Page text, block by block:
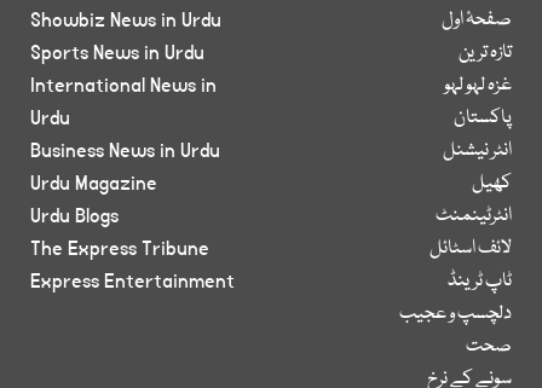
صفحۂ اول
تازہ ترین
غزہ لہو لہو
پاکستان
انٹر نیشنل
کھیل
انٹرٹینمنٹ
لائف اسٹائل
ٹاپ ٹرینڈ
دلچسپ و عجیب
صحت
سونے کے نرخ
Showbiz News in Urdu
Sports News in Urdu
International News in
Urdu
Business News in Urdu
Urdu Magazine
Urdu Blogs
The Express Tribune
Express Entertainment